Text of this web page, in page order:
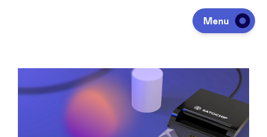
Menu
Investir
Lever des fonds